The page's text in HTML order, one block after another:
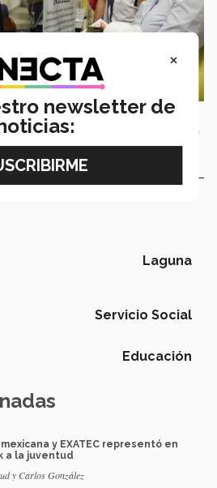
brindan informes a estudiantes del Tec de
Laguna
Servicio Social
Educación
mexicana y EXATEC representó en
a la juventud
y Carlos González
×
newsletter de